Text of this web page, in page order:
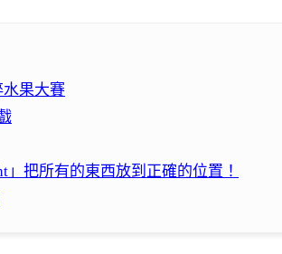
水果大賽
把所有的東西放到正確的位置！